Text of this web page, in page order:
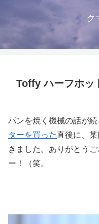
ク
Toffy ハーフホッ
パンを焼く機械の話が続
ターを買った直後に、
きました。ありがとう
ー！（笑。